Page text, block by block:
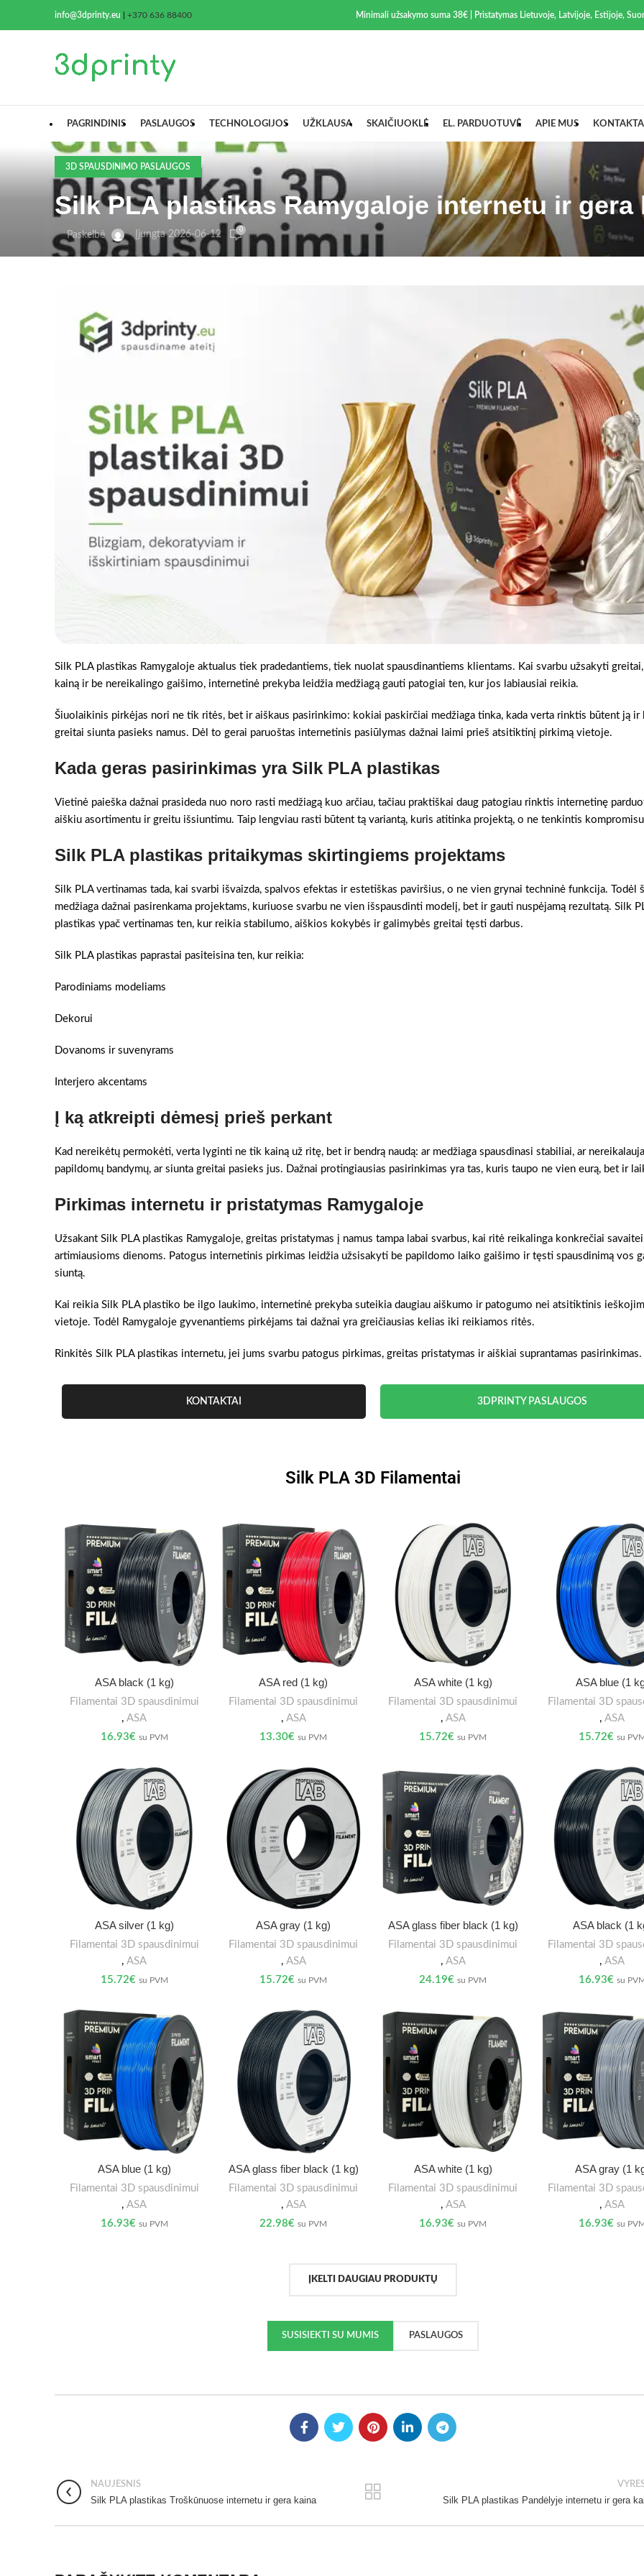
info@3dprinty.eu +370 636 88400 Minimali užsakymo suma 38€ | Pristatymas Lietuvoje, Latvijoje, Estijoje,
PAGRINDINIS PASLAUGOS TECHNOLOGIJOS UŽKLAUSA SKAIČIUOKLĖ EL. PARDUOTUVĖ APIE MUS
3D SPAUSDINIMO PASLAUGOS
Silk PLA plastikas Ramygaloje internetu ir gera
Paskelbė Įjungta 2026-06-12 0
Silk PLA plastikas Ramygaloje aktualus tiek pradedantiems, tiek nuolat spausdinantiems klientams. Kai svarbu užsakyti
kainą ir be nereikalingo gaišimo, internetinė prekyba leidžia medžiagą gauti patogiai ten, kur jos labiausiai reikia.
Šiuolaikinis pirkėjas nori ne tik ritės, bet ir aiškaus pasirinkimo: kokiai paskirčiai medžiaga tinka, kada verta rinktis būtent ją ir
greitai siunta pasieks namus. Dėl to gerai paruoštas internetinis pasiūlymas dažnai laimi prieš atsitiktinį pirkimą vietoje.
Kada geras pasirinkimas yra Silk PLA plastikas
Vietinė paieška dažnai prasideda nuo noro rasti medžiagą kuo arčiau, tačiau praktiškai daug patogiau rinktis internetinę
aiškiu asortimentu ir greitu išsiuntimu. Taip lengviau rasti būtent tą variantą, kuris atitinka projektą, o ne tenkintis
Silk PLA plastikas pritaikymas skirtingiems projektams
Silk PLA vertinamas tada, kai svarbi išvaizda, spalvos efektas ir estetiškas paviršius, o ne vien grynai techninė funkcija. Todėl
medžiaga dažnai pasirenkama projektams, kuriuose svarbu ne vien išspausdinti modelį, bet ir gauti nuspėjamą rezultatą. Silk
plastikas ypač vertinamas ten, kur reikia stabilumo, aiškios kokybės ir galimybės greitai tęsti darbus.
Silk PLA plastikas paprastai pasiteisina ten, kur reikia:
Parodiniams modeliams
Dekorui
Dovanoms ir suvenyrams
Interjero akcentams
Į ką atkreipti dėmesį prieš perkant
Kad nereikėtų permokėti, verta lyginti ne tik kainą už ritę, bet ir bendrą naudą: ar medžiaga spausdinasi stabiliai, ar
papildomų bandymų, ar siunta greitai pasieks jus. Dažnai protingiausias pasirinkimas yra tas, kuris taupo ne vien eurą, bet ir
Pirkimas internetu ir pristatymas Ramygaloje
Užsakant Silk PLA plastikas Ramygaloje, greitas pristatymas į namus tampa labai svarbus, kai ritė reikalinga konkrečiai
artimiausioms dienoms. Patogus internetinis pirkimas leidžia užsisakyti be papildomo laiko gaišimo ir tęsti spausdinimą vos
siuntą.
Kai reikia Silk PLA plastiko be ilgo laukimo, internetinė prekyba suteikia daugiau aiškumo ir patogumo nei atsitiktinis
vietoje. Todėl Ramygaloje gyvenantiems pirkėjams tai dažnai yra greičiausias kelias iki reikiamos ritės.
Rinkitės Silk PLA plastikas internetu, jei jums svarbu patogus pirkimas, greitas pristatymas ir aiškiai suprantamas pasirinkimas.
KONTAKTAI 3DPRINTY PASLAUGOS
Silk PLA 3D Filamentai
ASA black (1 kg)
Filamentai 3D spausdinimui
,ASA
16.93€ su PVM
ASA red (1 kg)
Filamentai 3D spausdinimui
, ASA
13.30€ su PVM
ASA white (1 kg)
Filamentai 3D spausdinimui
, ASA
15.72€ su PVM
ASA blue (1
Filamentai 3D
,ASA
15.72€ su
ASA silver (1 kg)
Filamentai 3D spausdinimui
,ASA
15.72€ su PVM
ASA gray (1 kg)
Filamentai 3D spausdinimui
, ASA
15.72€ su PVM
ASA glass fiber black (1 kg)
Filamentai 3D spausdinimui
, ASA
24.19€ su PVM
ASA black (1
Filamentai 3D
,ASA
16.93€ su
ASA blue (1 kg)
Filamentai 3D spausdinimui
,ASA
16.93€ su PVM
ASA glass fiber black (1 kg)
Filamentai 3D spausdinimui
, ASA
22.98€ su PVM
ASA white (1 kg)
Filamentai 3D spausdinimui
, ASA
16.93€ su PVM
ASA gray (1
Filamentai 3D
,ASA
16.93€ su
ĮKELTI DAUGIAU PRODUKTŲ
SUSISIEKTI SU MUMIS PASLAUGOS
NAUJESNIS
Silk PLA plastikas Troškūnuose internetu ir gera kaina Silk PLA plastikas Pandėlyje internetu ir gera